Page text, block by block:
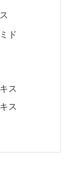
ド
ス
ス